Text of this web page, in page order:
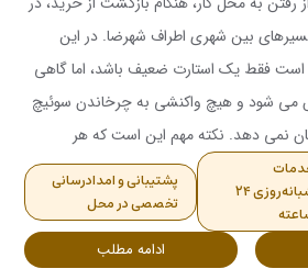
مسیرهای بین شهری اطراف شهرضا. در این
است فقط یک استارت ضعیف باشد، اما گاهی
می شود و هیچ واکنشی به چرخاندن سوئیچ
نمی دهد. نکته مهم این است که هر
باتری خراب ندارد. خرابی دینام،
رله یا حتی سیستم سوخت رسانی نیز می
تواند علائم مشابهی ایجاد کند.<br /> <br /> خدمات امداد باتری شهرضا
خودرو در محل انجام می شود. در یک
شبانه‌روزی ۲۴
پشتیبانی و امدادرسانی
تخصصی در محل
ادامه مطلب